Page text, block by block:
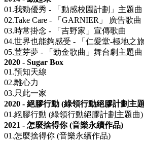
01.我勁優秀 - 「動感校園計劃」主題曲
02.Take Care - 「GARNIER」 廣告歌曲
03.時常掛念 - 「吉野家」宣傳歌曲
04.世界也能夠感受 - 「仁愛堂-極地之
05.荳芽夢 - 「勁金歌曲」舞台劇主題曲
2020 - Sugar Box
01.預知天線
02.離心力
03.只此一家
2020 - 絕膠行動 (綠領行動絕膠計劃主
01.絕膠行動 (綠領行動絕膠計劃主題曲)
2021 - 怎麼捨得你 (音樂永續作品)
01.怎麼捨得你 (音樂永續作品)